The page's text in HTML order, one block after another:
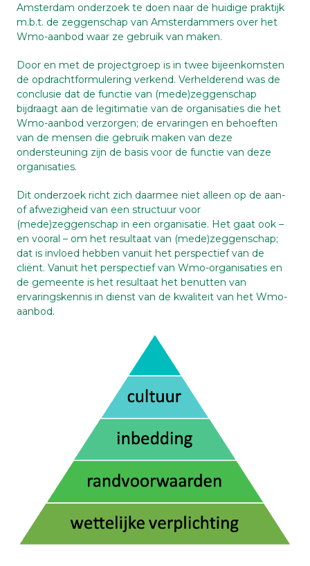
Amsterdam onderzoek te doen naar de huidige praktijk
m.b.t. de zeggenschap van Amsterdammers over het
Wmo-aanbod waar ze gebruik van maken.
Door en met de projectgroep is in twee bijeenkomsten
de opdrachtformulering verkend. Verhelderend was de
conclusie dat de functie van (mede)zeggenschap
bijdraagt aan de legitimatie van de organisaties die het
Wmo-aanbod verzorgen; de ervaringen en behoeften
van de mensen die gebruik maken van deze
ondersteuning zijn de basis voor de functie van deze
organisaties.
Dit onderzoek richt zich daarmee niet alleen op de aan-
of afwezigheid van een structuur voor
(mede)zeggenschap in een organisatie. Het gaat ook –
en vooral – om het resultaat van (mede)zeggenschap;
dat is invloed hebben vanuit het perspectief van de
cliënt. Vanuit het perspectief van Wmo-organisaties en
de gemeente is het resultaat het benutten van
ervaringskennis in dienst van de kwaliteit van het Wmo-
aanbod.